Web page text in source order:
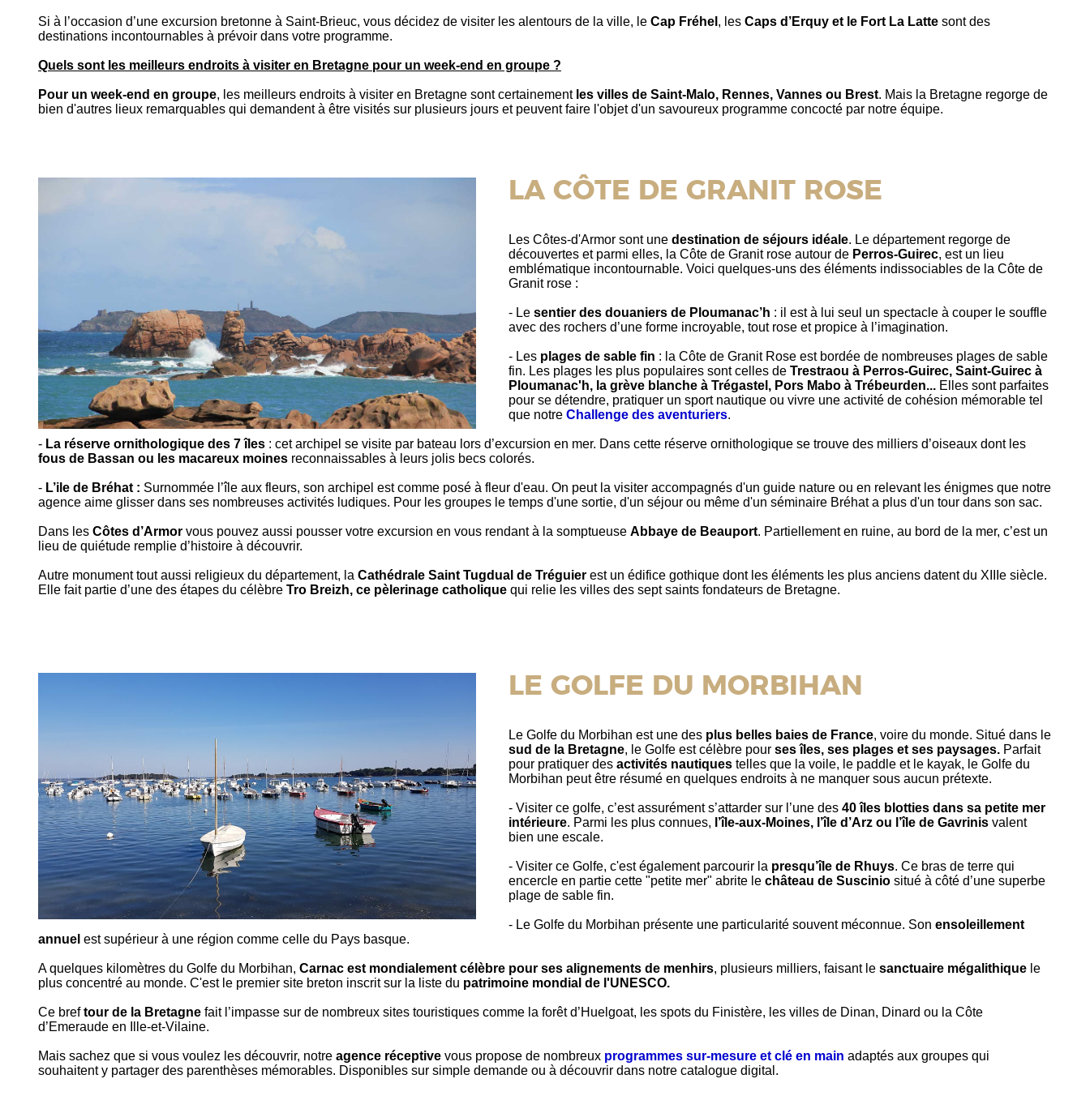
Si à l’occasion d’une excursion bretonne à Saint-Brieuc, vous décidez de visiter les alentours de la ville, le Cap Fréhel , les Caps d’Erquy et le Fort La Latte sont des
destinations incontournables à prévoir dans votre programme.
Quels sont les meilleurs endroits à visiter en Bretagne pour un week-end en groupe ?
Pour un week-end en groupe, les meilleurs endroits à visiter en Bretagne sont certainement les villes de Saint-Malo, Rennes, Vannes ou Brest. Mais la Bretagne regorge de
bien d'autres lieux remarquables qui demandent à être visités sur plusieurs jours et peuvent faire l'objet d'un savoureux programme concocté par notre équipe.
LA CÔTE DE GRANIT ROSE
Les Côtes-d'Armor sont une destination de séjours idéale. Le département regorge de
découvertes et parmi elles, la Côte de Granit rose autour de Perros-Guirec, est un lieu
emblématique incontournable. Voici quelques-uns des éléments indissociables de la Côte de
Granit rose :
- Le sentier des douaniers de Ploumanac’h : il est à lui seul un spectacle à couper le souffle
avec des rochers d’une forme incroyable, tout rose et propice à l’imagination.
- Les plages de sable fin : la Côte de Granit Rose est bordée de nombreuses plages de sable
fin. Les plages les plus populaires sont celles de Trestraou à Perros-Guirec, Saint-Guirec à
Ploumanac'h, la grève blanche à Trégastel, Pors Mabo à Trébeurden... Elles sont parfaites
pour se détendre, pratiquer un sport nautique ou vivre une activité de cohésion mémorable tel
que notre Challenge des aventuriers.
- La réserve ornithologique des 7 îles : cet archipel se visite par bateau lors d’excursion en mer. Dans cette réserve ornithologique se trouve des milliers d’oiseaux dont les
fous de Bassan ou les macareux moines reconnaissables à leurs jolis becs colorés.
- L’ile de Bréhat : Surnommée l’île aux fleurs, son archipel est comme posé à fleur d'eau. On peut la visiter accompagnés d'un guide nature ou en relevant les énigmes que notre
agence aime glisser dans ses nombreuses activités ludiques. Pour les groupes le temps d'une sortie, d'un séjour ou même d'un séminaire Bréhat a plus d'un tour dans son sac.
Dans les Côtes d’Armor vous pouvez aussi pousser votre excursion en vous rendant à la somptueuse Abbaye de Beauport. Partiellement en ruine, au bord de la mer, c’est un
lieu de quiétude remplie d’histoire à découvrir.
Autre monument tout aussi religieux du département, la Cathédrale Saint Tugdual de Tréguier est un édifice gothique dont les éléments les plus anciens datent du XIIIe siècle.
Elle fait partie d’une des étapes du célèbre Tro Breizh, ce pèlerinage catholique qui relie les villes des sept saints fondateurs de Bretagne.
LE GOLFE DU MORBIHAN
Le Golfe du Morbihan est une des plus belles baies de France, voire du monde. Situé dans le
sud de la Bretagne, le Golfe est célèbre pour ses îles, ses plages et ses paysages. Parfait
pour pratiquer des activités nautiques telles que la voile, le paddle et le kayak, le Golfe du
Morbihan peut être résumé en quelques endroits à ne manquer sous aucun prétexte.
- Visiter ce golfe, c’est assurément s’attarder sur l’une des 40 îles blotties dans sa petite mer
intérieure. Parmi les plus connues, l’île-aux-Moines, l’île d’Arz ou l’île de Gavrinis valent
bien une escale.
- Visiter ce Golfe, c'est également parcourir la presqu’île de Rhuys. Ce bras de terre qui
encercle en partie cette "petite mer" abrite le château de Suscinio situé à côté d’une superbe
plage de sable fin.
- Le Golfe du Morbihan présente une particularité souvent méconnue. Son ensoleillement
annuel est supérieur à une région comme celle du Pays basque.
A quelques kilomètres du Golfe du Morbihan, Carnac est mondialement célèbre pour ses alignements de menhirs, plusieurs milliers, faisant le sanctuaire mégalithique le
plus concentré au monde. C'est le premier site breton inscrit sur la liste du patrimoine mondial de l'UNESCO.
Ce breftour de la Bretagne fait l’impasse sur de nombreux sites touristiques comme la forêt d’Huelgoat, les spots du Finistère, les villes de Dinan, Dinard ou la Côte
d’Emeraude en Ille-et-Vilaine.
Mais sachez que si vous voulez les découvrir, notre agence réceptive vous propose de nombreux programmes sur-mesure et clé en main adaptés aux groupes qui
souhaitent y partager des parenthèses mémorables. Disponibles sur simple demande ou à découvrir dans notre catalogue digital.